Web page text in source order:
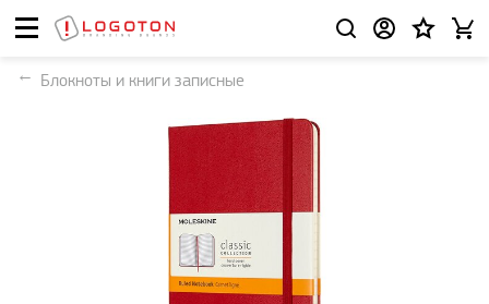
Блокноты и книги записные